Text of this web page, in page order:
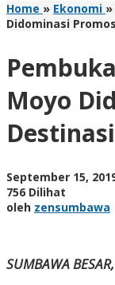
Home » Ekonomi »
Didominasi
Moyo
September 15,
756 Dilihat
oleh zensumbawa
SUMBAWA